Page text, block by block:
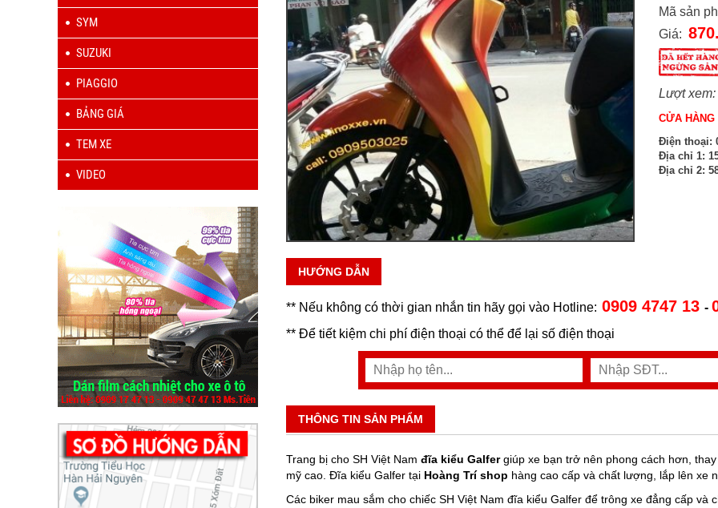
SYM
SUZUKI
PIAGGIO
BẢNG GIÁ
TEM XE
VIDEO
Mã sản
Giá:
Lượt
CỬA HÀNG
Điện thoại:
Địa chỉ 1:
Địa chỉ 2:
HƯỚNG DẪN
** Nếu không có thời gian nhắn tin hãy gọi vào Hotline: 0909 4747 13 -
** Để tiết kiệm chi phí điện thoại có thể để lại số điện thoại
THÔNG TIN SẢN PHẨM
Trang bị cho SH Việt Nam đĩa kiểu Galfergiúp xe bạn trở nên phong cách hơn,
mỹ cao. Đĩa kiểu Galfer tại Hoàng Trí shop hàng cao cấp và chất lượng, lắp lên xe
Các biker mau sắm cho chiếc SH Việt Nam đĩa kiểu Galfer để trông xe đẳng cấp và